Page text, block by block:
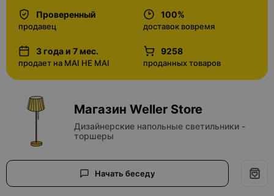
Проверенный
продавец
100%
доставок вовремя
3 года и 7 мес.
продает на MAI HE MAI
9258
проданных товаров
Магазин Weller Store
Дизайнерские напольные светильники -
торшеры
Начать беседу